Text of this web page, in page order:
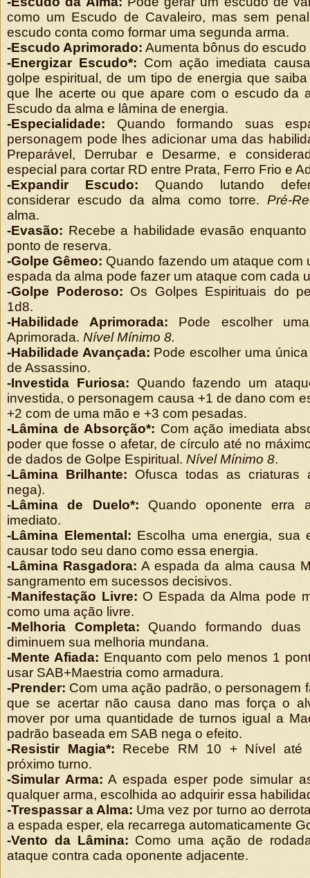
como um Escudo de Cavaleiro, mas sem
escudo conta como formar uma segunda arma.
-Escudo Aprimorado: Aumenta bônus do escudo
-Energizar Escudo*: Com ação imediata
golpe espiritual, de um tipo de energia que
que lhe acerte ou que apare com o escudo da
Escudo da alma e lâmina de energia.
-Especialidade: Quando formando suas
personagem pode lhes adicionar uma das
Preparável, Derrubar e Desarme, e
especial para cortar RD entre Prata, Ferro Frio e
-Expandir Escudo: Quando lutando
considerar escudo da alma como torre. Pré-
alma.
-Evasão: Recebe a habilidade evasão
ponto de reserva.
-Golpe Gêmeo: Quando fazendo um ataque com
espada da alma pode fazer um ataque com cada
-Golpe Poderoso: Os Golpes Espirituais do
1d8.
-Habilidade Aprimorada: Pode escolher
Aprimorada. Nível Mínimo 8.
-Habilidade Avançada: Pode escolher uma
de Assassino.
-Investida Furiosa: Quando fazendo um
investida, o personagem causa +1 de dano com
+2 com de uma mão e +3 com pesadas.
-Lâmina de Absorção*: Com ação imediata
poder que fosse o afetar, de círculo até no
de dados de Golpe Espiritual. Nível Mínimo 8.
-Lâmina Brilhante: Ofusca todas as criaturas
nega).
-Lâmina de Duelo*: Quando oponente erra
imediato.
-Lâmina Elemental: Escolha uma energia, sua
causar todo seu dano como essa energia.
-Lâmina Rasgadora: A espada da alma causa
sangramento em sucessos decisivos.
-Manifestação Livre: O Espada da Alma pode
como uma ação livre.
-Melhoria Completa: Quando formando duas
diminuem sua melhoria mundana.
-Mente Afiada: Enquanto com pelo menos 1
usar SAB+Maestria como armadura.
-Prender: Com uma ação padrão, o personagem
que se acertar não causa dano mas força o
mover por uma quantidade de turnos igual a
padrão baseada em SAB nega o efeito.
-Resistir Magia*: Recebe RM 10 + Nível até
próximo turno.
-Simular Arma: A espada esper pode simular
qualquer arma, escolhida ao adquirir essa
-Trespassar a Alma: Uma vez por turno ao
a espada esper, ela recarrega automaticamente
-Vento da Lâmina: Como uma ação de
ataque contra cada oponente adjacente.